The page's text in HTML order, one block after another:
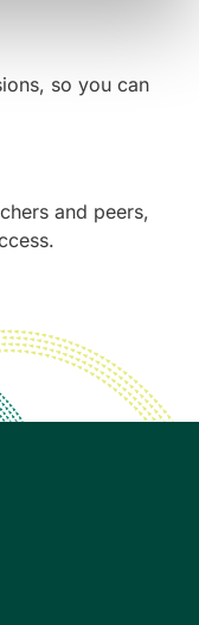
so you can
and peers,